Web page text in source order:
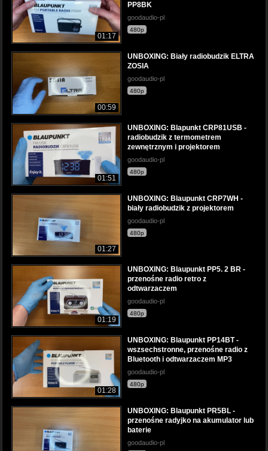
01:17
PP8BK
goodaudio-pl
480p
00:59
UNBOXING: Biały radiobudzik ELTRA
ZOSIA
goodaudio-pl
480p
01:51
UNBOXING: Blapunkt CRP81USB -
radiobudzik z termometrem
zewnętrznym i projektorem
goodaudio-pl
480p
01:27
UNBOXING: Blaupunkt CRP7WH -
biały radiobudzik z projektorem
goodaudio-pl
480p
01:19
UNBOXING: Blaupunkt PP5. 2 BR -
przenośne radio retro z
odtwarzaczem
goodaudio-pl
480p
01:28
UNBOXING: Blaupunkt PP14BT -
wszsechstronne, przenośne radio z
Bluetooth i odtwarzaczem MP3
goodaudio-pl
480p
UNBOXING: Blaupunkt PR5BL -
przenośne radyjko na akumulator lub
baterie
goodaudio-pl